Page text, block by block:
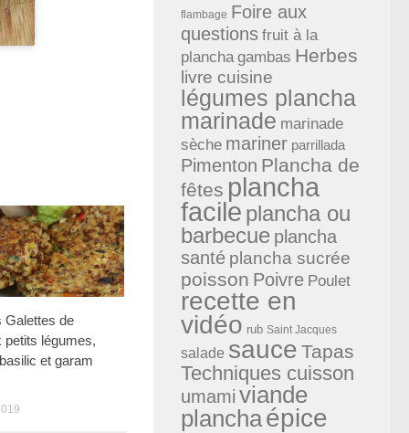
Galettes de
petits légumes,
et garam
flambage Foire aux
questions fruit à la
plancha gambas Herbes
livre cuisine
légumes plancha
marinade marinade
sèche mariner parrillada
Pimenton Plancha de
fêtes plancha
facile plancha ou
barbecue plancha
santé plancha sucrée
poisson Poivre Poulet
recette en
vidéo rub Saint Jacques
salade sauce Tapas
Techniques cuisson
umami viande
planchaépice